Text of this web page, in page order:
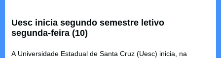
Uesc inicia segundo semestre letivo
segunda-feira (10)
A Universidade Estadual de Santa Cruz (Uesc) inicia, na